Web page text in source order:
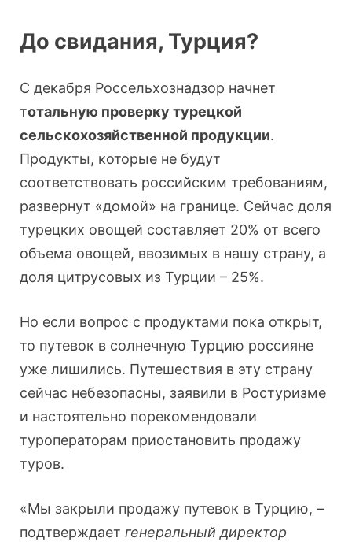
До свидания, Турция?
С декабря Россельхознадзор начнет
тотальную проверку турецкой
сельскохозяйственной продукции.
Продукты, которые не будут
соответствовать российским требованиям,
развернут «домой» на границе. Сейчас доля
турецких овощей составляет 20% от всего
объема овощей, ввозимых в нашу страну, а
доля цитрусовых из Турции – 25%.
Но если вопрос с продуктами пока открыт,
то путевок в солнечную Турцию россияне
уже лишились. Путешествия в эту страну
сейчас небезопасны, заявили в Ростуризме
и настоятельно порекомендовали
туроператорам приостановить продажу
туров.
«Мы закрыли продажу путевок в Турцию, –
подтверждает генеральный директор